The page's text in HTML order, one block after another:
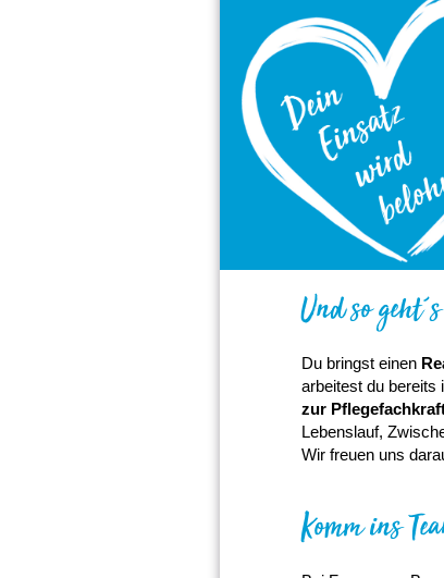
Und so geht´s
Du bringst einen
arbeitest du
zur
Lebenslauf,
Wir freuen uns
Komm ins